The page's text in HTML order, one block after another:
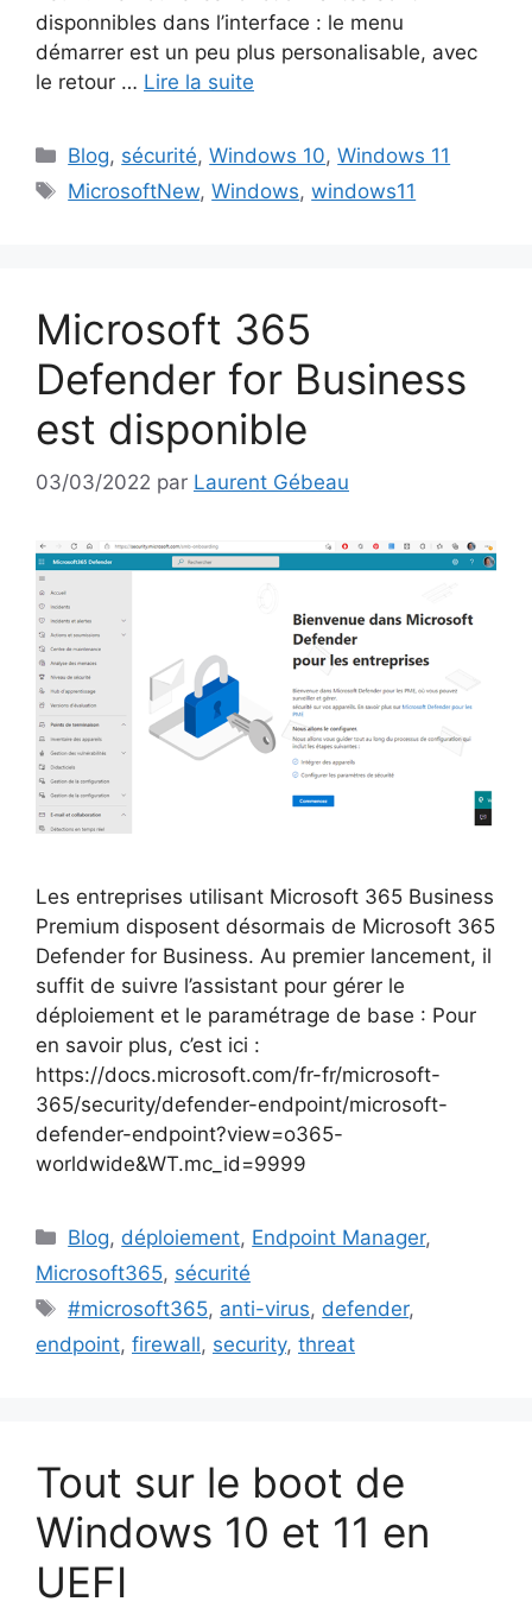
disponnibles dans l’interface : le menu
démarrer est un peu plus personalisable, avec
le retour … Lire la suite
Catégories
Blog, sécurité,Windows 10,Windows 11
Étiquettes
MicrosoftNew,Windows,windows11
Microsoft 365
Defender for Business
est disponible
03/03/2022 par Laurent Gébeau
Les entreprises utilisant Microsoft 365 Business
Premium disposent désormais de Microsoft 365
Defender for Business. Au premier lancement, il
suffit de suivre l’assistant pour gérer le
déploiement et le paramétrage de base : Pour
en savoir plus, c’est ici :
https://docs.microsoft.com/fr-fr/microsoft-
365/security/defender-endpoint/microsoft-
defender-endpoint?view=o365-
worldwide&WT.mc_id=9999
Catégories
Blog, déploiement, Endpoint Manager,
Microsoft365, sécurité
Étiquettes
#microsoft365, anti-virus, defender,
endpoint, firewall, security, threat
Tout sur le boot de
Windows 10 et 11 en
UEFI